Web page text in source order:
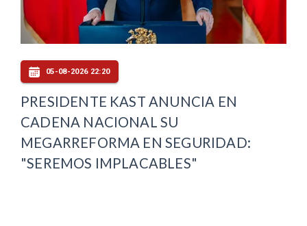
05-08-2026 22:20
PRESIDENTE KAST ANUNCIA EN
CADENA NACIONAL SU
MEGARREFORMA EN SEGURIDAD:
"SEREMOS IMPLACABLES"